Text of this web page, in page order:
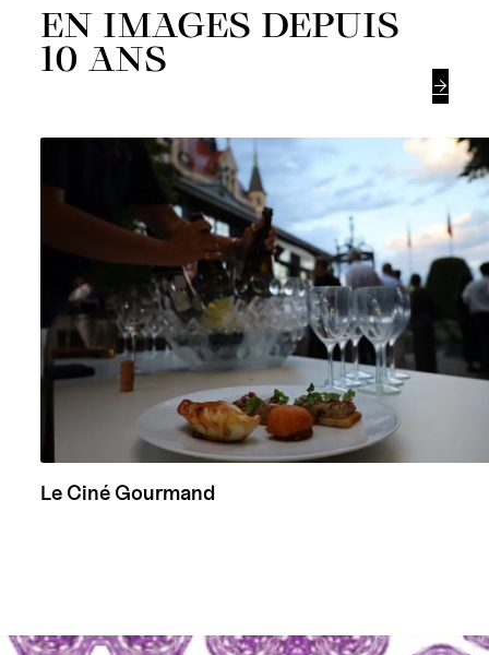
EN IMAGES DEPUIS
10 ANS

Le Ciné Gourmand